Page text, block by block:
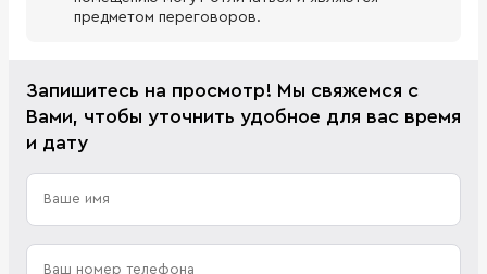
предметом переговоров.
Запишитесь на просмотр! Мы свяжемся с
Вами, чтобы уточнить удобное для вас время
и дату